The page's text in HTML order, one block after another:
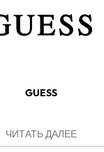
GUESS
ЧИТАТЬ ДАЛЕЕ